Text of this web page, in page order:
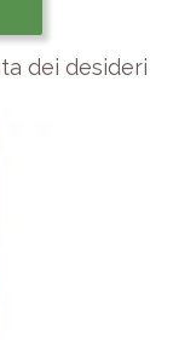
dei desideri